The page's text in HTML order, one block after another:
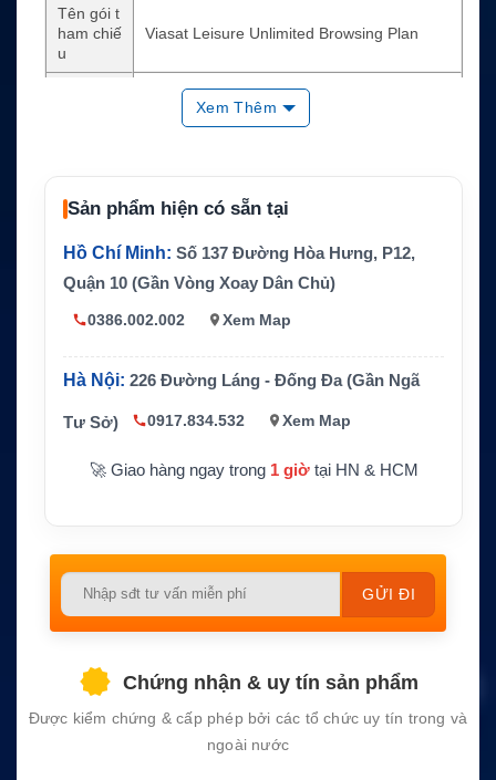
Tên gói t
ham chiế
u
Viasat Leisure Unlimited Browsing Plan
VS-LS-UNL-75
h vụ
Viasat
Dữ liệu ư
u tiên
75GB
dùng tối
3 người
Dữ liệu b
Unlimited data theo gói tham chiếu
Thời hạn
Xem Thêm
Sản phẩm hiện có sẵn tại
Hồ Chí Minh: Số 137 Đường Hòa Hưng, P12,
Quận 10 (Gần Vòng Xoay Dân Chủ)
0386.002.002 Xem Map
Hà Nội: 226 Đường Láng - Đống Đa (Gần Ngã
Tư Sở) 0917.834.532 Xem Map
🚀 Giao hàng ngay trong 1 giờtại HN & HCM
Please
empty.
Chứng nhận & uy tín sản phẩm
Được kiểm chứng & cấp phép bởi các tổ chức uy tín trong và
ngoài nước